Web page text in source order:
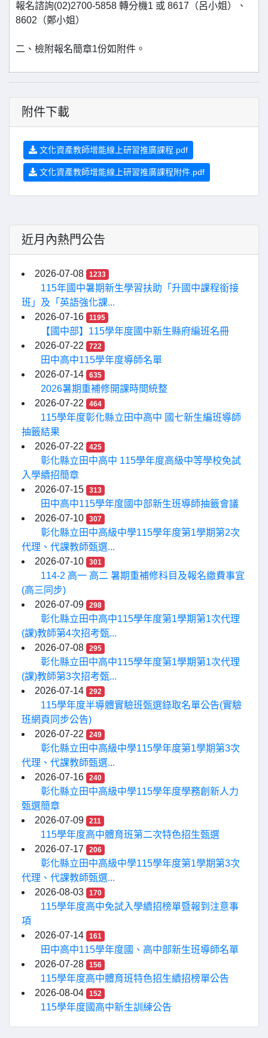
報名諮詢(02)2700-5858 轉分機1 或 8617（呂小姐）、
8602（鄭小姐）
二、檢附報名簡章1份如附件。
附件下載
文化資產教師增能線上研習推廣課程.pdf
文化資產教師增能線上研習推廣課程附件.pdf
近月內熱門公告
2026-07-08 1233
115年國中暑期新生學習扶助「升國中課程銜接
班」及「英語強化課...
2026-07-16
1195
【國中部】115學年度國中新生縣府編班名冊
2026-07-22
722
田中高中115學年度導師名單
2026-07-14
635
2026暑期重補修開課時間統整
2026-07-22
464
115學年度彰化縣立田中高中 國七新生編班導師
抽籤結果
2026-07-22
425
彰化縣立田中高中 115學年度高級中等學校免試
入學續招簡章
2026-07-15
313
田中高中115學年度國中部新生班導師抽籤會議
2026-07-10
307
彰化縣立田中高級中學115學年度第1學期第2次
代理、代課教師甄選...
2026-07-10
301
114-2 高一 高二 暑期重補修科目及報名繳費事宜
(高三同步)
2026-07-09
298
彰化縣立田中高中115學年度第1學期第1次代理
(課)教師第4次招考甄...
2026-07-08
295
彰化縣立田中高中115學年度第1學期第1次代理
(課)教師第3次招考甄...
2026-07-14
292
115學年度半導體實驗班甄選錄取名單公告(實驗
班網頁同步公告)
2026-07-22
249
彰化縣立田中高級中學115學年度第1學期第3次
代理、代課教師甄選...
2026-07-16
240
彰化縣立田中高級中學115學年度學務創新人力
甄選簡章
2026-07-09
211
115學年度高中體育班第二次特色招生甄選
2026-07-17
206
彰化縣立田中高級中學115學年度第1學期第3次
代理、代課教師甄選...
2026-08-03
170
115學年度高中免試入學續招榜單暨報到注意事
項
2026-07-14
161
田中高中115學年度國、高中部新生班導師名單
2026-07-28
156
115學年度高中體育班特色招生續招榜單公告
2026-08-04
152
115學年度國高中新生訓練公告